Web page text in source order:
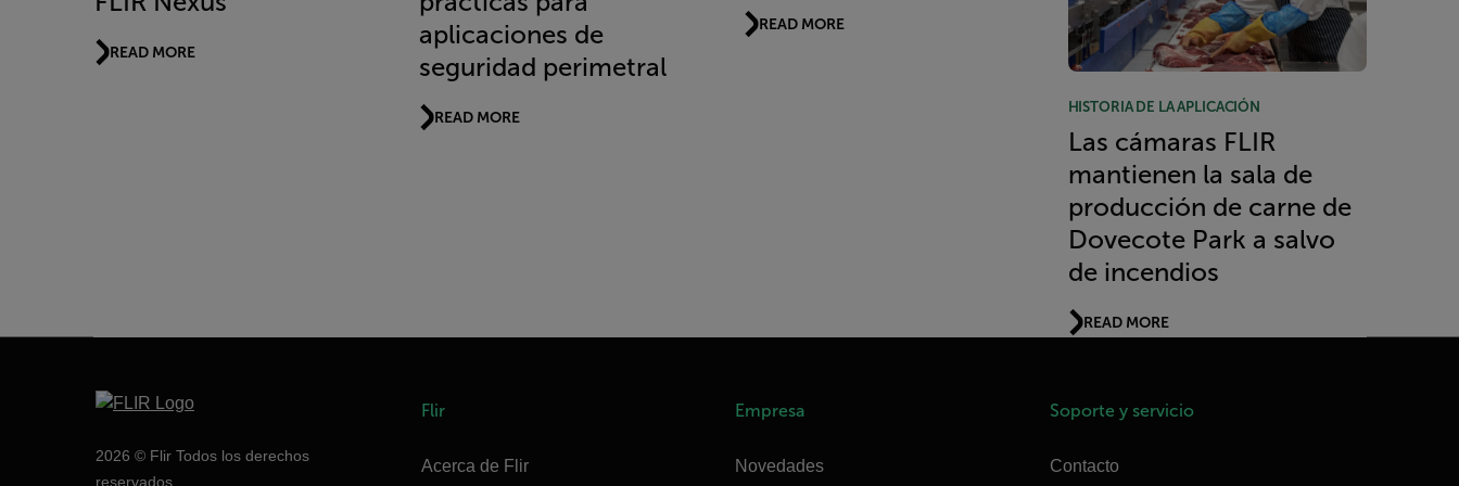
READ MORE
aplicaciones de
seguridad perimetral
READ MORE
READ MORE
HISTORIA DE LA APLICACIÓN
Las cámaras FLIR
mantienen la sala de
producción de carne de
Dovecote Park a salvo
de incendios
READ MORE
2026 © Flir Todos los derechos
reservados.
Flir
Acerca de Flir
Empresa
Novedades
Soporte y servicio
Contacto